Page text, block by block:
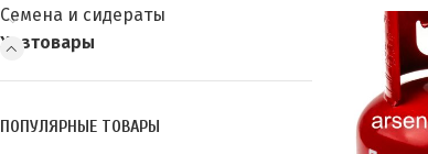
Семена и сидераты
Хозтовары
ПОПУЛЯРНЫЕ ТОВАРЫ